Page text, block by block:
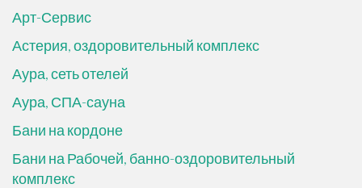
Арт-Сервис
Астерия, оздоровительный комплекс
Аура, сеть отелей
Аура, СПА-сауна
Бани на кордоне
Бани на Рабочей, банно-оздоровительный
комплекс